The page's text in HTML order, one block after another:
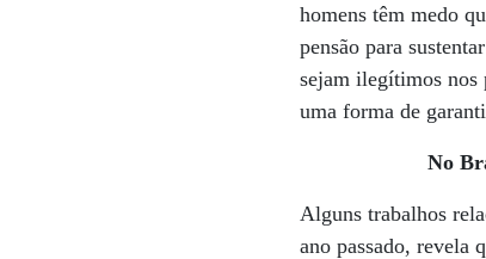
homens têm medo
pensão para
sejam ilegítimos nos
uma forma de
No
Alguns trabalhos
ano passado, revela